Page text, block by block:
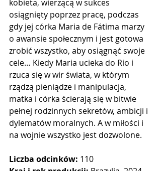
kobieta, wierzącą w sukces
osiągnięty poprzez pracę, podczas
gdy jej córka Maria de Fátima marzy
o awansie społecznym i jest gotowa
zrobić wszystko, aby osiągnąć swoje
cele… Kiedy Maria ucieka do Rio i
rzuca się w wir świata, w którym
rządzą pieniądze i manipulacja,
matka i córka ścierają się w bitwie
pełnej rodzinnych sekretów, ambicji i
dylematów moralnych. A w miłości i
na wojnie wszystko jest dozwolone.
Liczba odcinków: 110